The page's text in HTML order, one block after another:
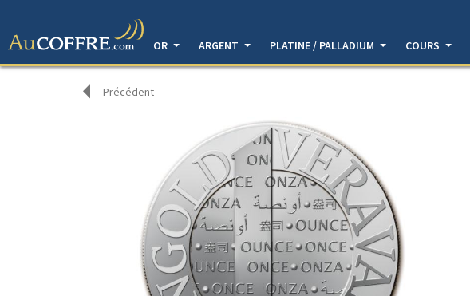
OR
ARGENT PLATINE / PALLADIUM COURS
Précédent